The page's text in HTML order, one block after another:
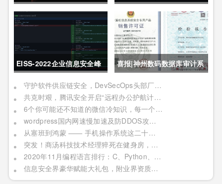
动制定《未成年人网络保护
软件研发行业创新峰会上海
站敬请期待！
EISS-2022企业信息安全峰
会之深圳站 10月28日成功
举办
喜报|神州数码数据库审计系
统获公安部销售许可证
守护软件供应链安全，DevSecOps头部厂商「悬镜安全」完成B轮数亿元融资
共克时艰，腾讯安全开启“远程办公护航计划”
6个你可能还不知道的微信冷知识，每一个都令人相见恨晚
wordpress国内网速慢加速及防DDOS攻击快速CF切换教程
从塞班到鸿蒙 —— 手机操作系统这二十年历程
突发！商汤科技技术经理猝死在健身房，网友：996福报何时是个头
2020年11月编程语言排行：C、Python、Java
信息安全界豪华赋能大礼包，附业界资质证书备考指南！